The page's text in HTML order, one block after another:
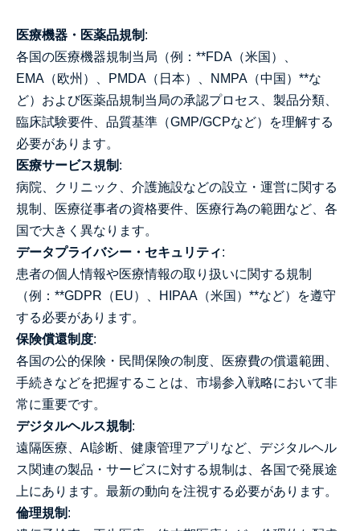
医療機器・医薬品規制 :
各国の医療機器規制当局（例：**FDA（米国）、
EMA（欧州）、PMDA（日本）、NMPA（中国）**な
ど）および医薬品規制当局の承認プロセス、製品分類、
臨床試験要件、品質基準（GMP/GCPなど）を理解する
必要があります。
医療サービス規制 :
病院、クリニック、介護施設などの設立・運営に関する
規制、医療従事者の資格要件、医療行為の範囲など、各
国で大きく異なります。
データプライバシー・セキュリティ:
患者の個人情報や医療情報の取り扱いに関する規制
（例：**GDPR（EU）、HIPAA（米国）**など）を遵守
する必要があります。
保険償還制度:
各国の公的保険・民間保険の制度、医療費の償還範囲、
手続きなどを把握することは、市場参入戦略において非
常に重要です。
デジタルヘルス規制 :
遠隔医療、AI診断、健康管理アプリなど、デジタルヘル
ス関連の製品・サービスに対する規制は、各国で発展途
上にあります。最新の動向を注視する必要があります。
倫理規制 :